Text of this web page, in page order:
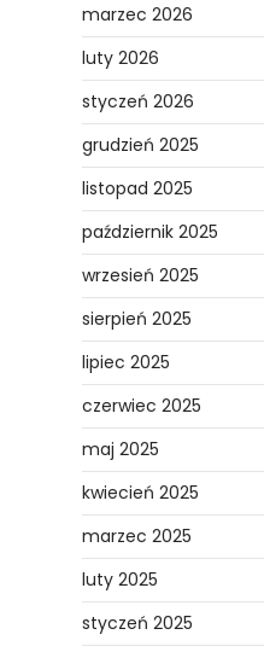
marzec 2026
luty 2026
styczeń 2026
grudzień 2025
listopad 2025
październik 2025
wrzesień 2025
sierpień 2025
lipiec 2025
czerwiec 2025
maj 2025
kwiecień 2025
marzec 2025
luty 2025
styczeń 2025